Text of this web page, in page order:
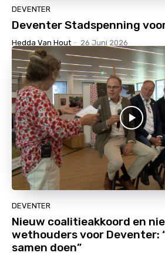
DEVENTER
Deventer Stadspenning
Hedda Van Hout - 26 Juni 2026
DEVENTER
Nieuw coalitieakkoord en
wethouders voor Deventer:
samen doen”